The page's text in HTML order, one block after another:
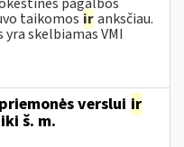
taikomos iranksčiau.
skelbiamas VMI
verslui ir
š. m.